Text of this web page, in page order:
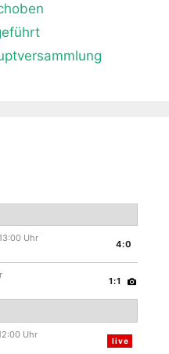
Uhr
4:0
1:1
Uhr
live